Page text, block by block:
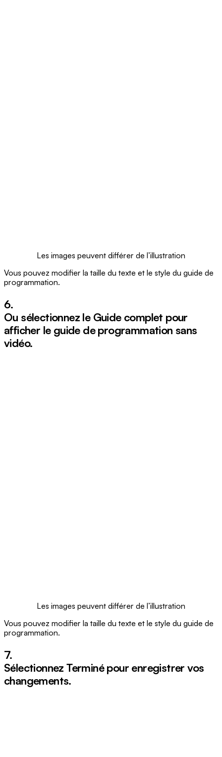
Les images peuvent différer de l’illustration
Vous pouvez modifier la taille du texte et le style du guide de
programmation.
6.
Ou sélectionnez le Guide complet pour
afficher le guide de programmation sans
vidéo.
Les images peuvent différer de l’illustration
Vous pouvez modifier la taille du texte et le style du guide de
programmation.
7.
SélectionnezTerminépour enregistrer vos
changements.